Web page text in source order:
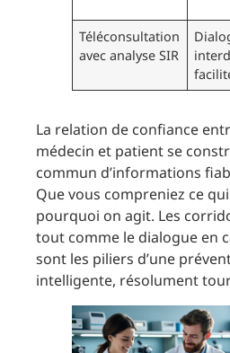
Téléconsultation
avec analyse SIR
La relation de confiance
médecin et patient se
commun d’informations
Que vous compreniez ce
pourquoi on agit. Les
tout comme le dialogue en
sont les piliers d’une
intelligente, résolument